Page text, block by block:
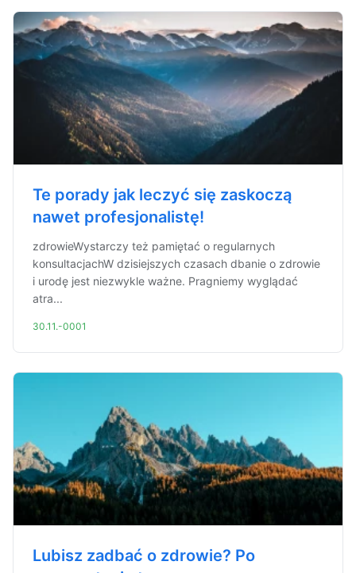
Te porady jak leczyć się zaskoczą
nawet profesjonalistę!
zdrowieWystarczy też pamiętać o regularnych
konsultacjachW dzisiejszych czasach dbanie o zdrowie
i urodę jest niezwykle ważne. Pragniemy wyglądać
atra...
30.11.-0001
Lubisz zadbać o zdrowie? Po